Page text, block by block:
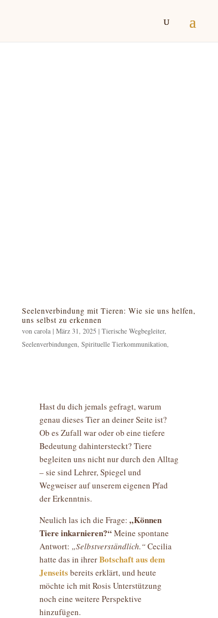
Seelenverbindung mit Tieren: Wie sie uns helfen,
uns selbst zu erkennen
von carola| März 31, 2025 | Tierische Wegbegleiter,
Seelenverbindungen, Spirituelle Tierkommunikation,
Hast du dich jemals gefragt, warum
genau dieses Tier an deiner Seite ist?
Ob es Zufall war oder ob eine tiefere
Bedeutung dahintersteckt? Tiere
begleiten uns nicht nur durch den Alltag
– sie sind Lehrer, Spiegel und
Wegweiser auf unserem eigenen Pfad
der Erkenntnis.
Neulich las ich die Frage: „Können
Tiere inkarnieren?“Meine spontane
Antwort: „Selbstverständlich.“Cecilia
hatte das in ihrerBotschaft aus dem
Jenseits bereits erklärt, und heute
möchte ich mit Rosis Unterstützung
noch eine weitere Perspektive
hinzufügen.